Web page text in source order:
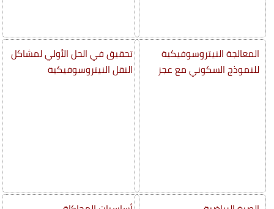
المعالجة النيتروسوفيكية
للنموذج السكوني مع عجز
تحقيق في الحل الأولي لمشاكل
النقل النيتروسوفيكية